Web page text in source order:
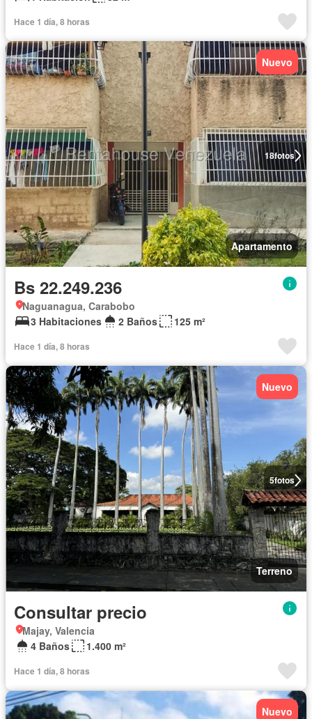
Hace 1 día, 8 horas
18fotos
Nuevo
Apartamento
Bs 22.249.236
Naguanagua, Carabobo
3 Habitaciones
2 Baños 125 m²
Hace 1 día, 8 horas
5fotos
Nuevo
Terreno
Consultar precio
Majay, Valencia
4 Baños
1.400 m²
Hace 1 día, 8 horas
Nuevo